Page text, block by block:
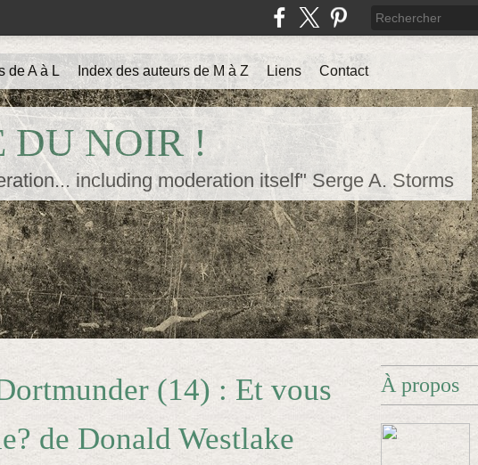
DU NOIR !
including moderation itself" Serge A. Storms
de A à L Index des auteurs de M à Z Liens Contact
(14) : Et vous
de Donald Westlake
À propos